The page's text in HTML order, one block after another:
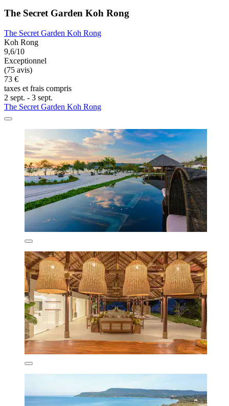
The Secret Garden Koh Rong
The Secret Garden Koh Rong
Koh Rong
9,6/10
Exceptionnel
(75 avis)
73 €
taxes et frais compris
2 sept. - 3 sept.
The Secret Garden Koh Rong